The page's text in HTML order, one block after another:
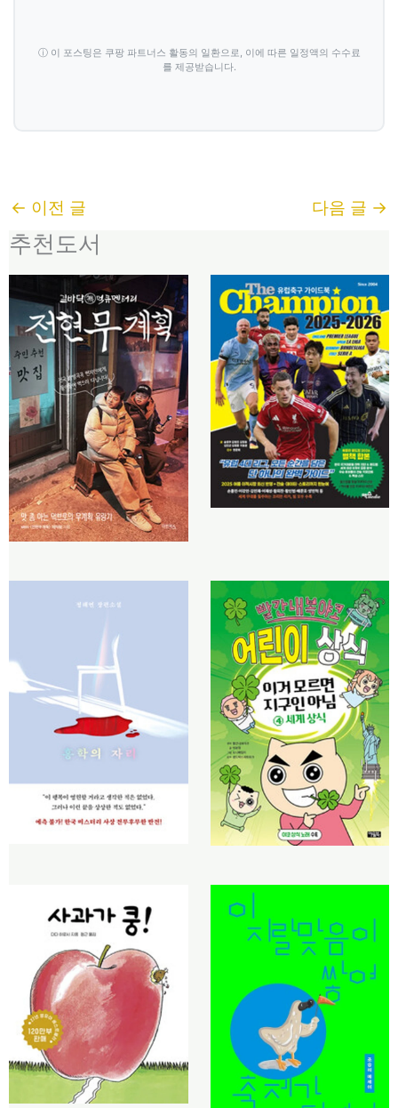
ⓘ 이 포스팅은 쿠팡 파트너스 활동의 일환으로, 이에 따른 일정액의 수수료
를 제공받습니다.
← 이전 글 다음 글 →
추천도서